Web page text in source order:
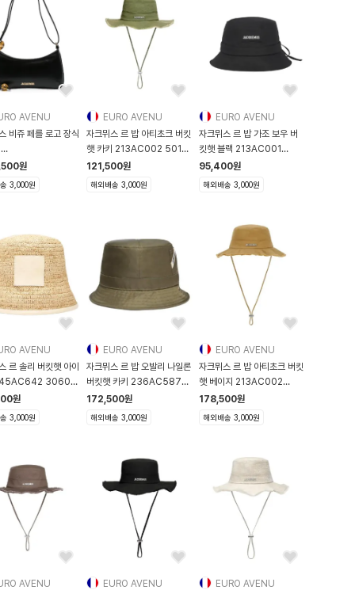
AVENU
비쥬 페를 로고 장식
원
3,000원
EURO AVENU
자크뮈스 르 밥 아티초크 버킷
햇 카키 213AC002 5012
560 213AC002-50
121,500원
해외배송 3,000원
EURO AVENU
자크뮈스 르 밥 가조 보우 버
킷햇 블랙 213AC001
5001 990 223AC001 5
95,400원
해외배송 3,000원
AVENU
르 솔리 버킷햇 아이
3060
3060-
원
3,000원
EURO AVENU
자크뮈스 르 밥 오발리 나일론
버킷햇 카키 236AC587
3138 560 236A
172,500원
해외배송 3,000원
EURO AVENU
자크뮈스 르 밥 아티초크 버킷
햇 베이지 213AC002
5012 150 213AC002
178,500원
해외배송 3,000원
AVENU EURO AVENU EURO AVENU